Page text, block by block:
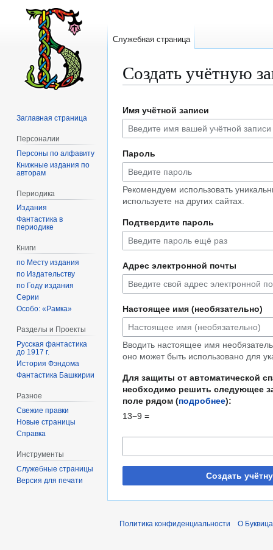
Создать учётную
к
навигации
к
поиску
Имя учётной записи
Пароль
Рекомендуем использовать
используете на других сайтах.
Подтвердите пароль
Адрес электронной почты
Настоящее имя (необязательно)
Вводить настоящее имя
оно может быть использовано для
Для защиты от автоматической
необходимо решить следующее
поле рядом (подробнее):
13−9 =
Создать
Служебная страница
Заглавная страница
Персоналии
Персоны по алфавиту
Книжные издания по
авторам
Периодика
Издания
Фантастика в
периодике
Книги
по Месту издания
по Издательству
по Году издания
Серии
Особо: «Рамка»
Разделы и Проекты
Русская фантастика
до 1917 г.
История Фэндома
Фантастика Башкирии
Разное
Свежие правки
Новые страницы
Справка
Инструменты
Служебные страницы
Версия для печати
Политика конфиденциальности О Буквица